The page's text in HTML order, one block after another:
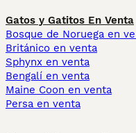
Gatos y Gatitos En Venta
Bosque de Noruega en
Británico en venta
Sphynx en venta
Bengalí en venta
Maine Coon en venta
Persa en venta